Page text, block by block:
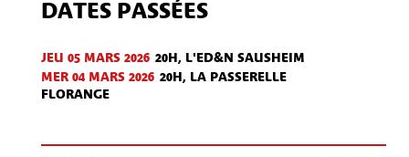
DATES PASSÉES
JEU 05 MARS 2026 20H, L'ED&N SAUSHEIM
MER 04 MARS 2026 20H, LA PASSERELLE
FLORANGE